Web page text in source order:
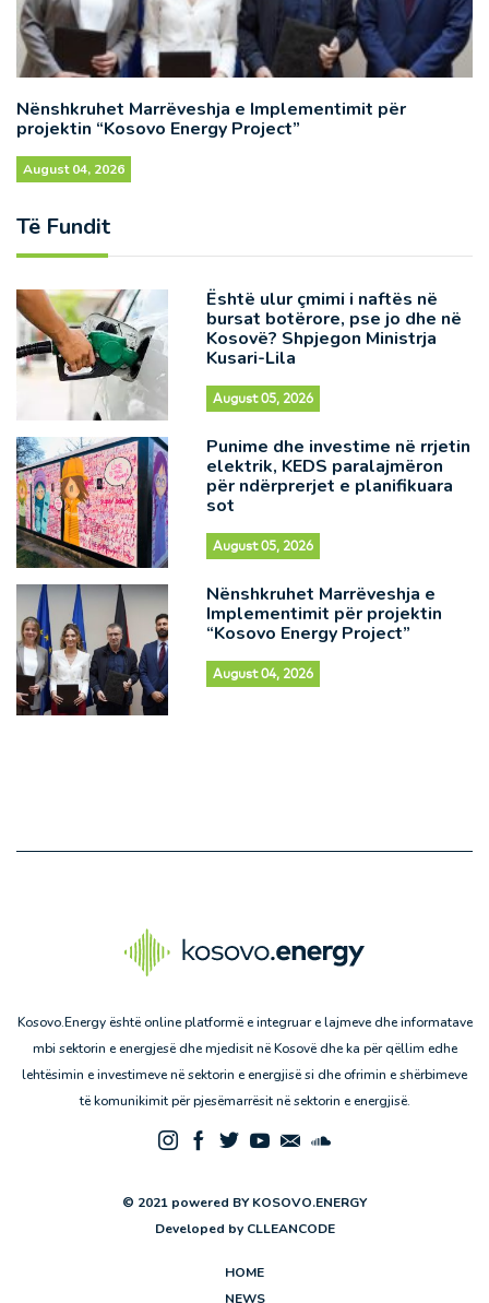
Nënshkruhet Marrëveshja e Implementimit për
projektin “Kosovo Energy Project”
August 04, 2026
Të Fundit
Është ulur çmimi i naftës në
bursat botërore, pse jo dhe në
Kosovë? Shpjegon Ministrja
Kusari-Lila
August 05, 2026
Punime dhe investime në rrjetin
elektrik, KEDS paralajmëron
për ndërprerjet e planifikuara
sot
August 05, 2026
Nënshkruhet Marrëveshja e
Implementimit për projektin
“Kosovo Energy Project”
August 04, 2026
Kosovo.Energy është online platformë e integruar e lajmeve dhe informatave
mbi sektorin e energjesë dhe mjedisit në Kosovë dhe ka për qëllim edhe
lehtësimin e investimeve në sektorin e energjisë si dhe ofrimin e shërbimeve
të komunikimit për pjesëmarrësit në sektorin e energjisë.
© 2021 powered BY KOSOVO.ENERGY
Developed by CLLEANCODE
HOME
NEWS